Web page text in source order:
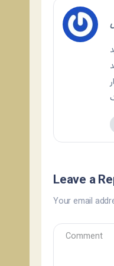
Leave a
Your email